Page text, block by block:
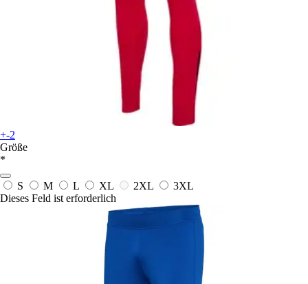
+-2
Größe
*
S M L XL 2XL
3XL
Dieses Feld ist erforderlich